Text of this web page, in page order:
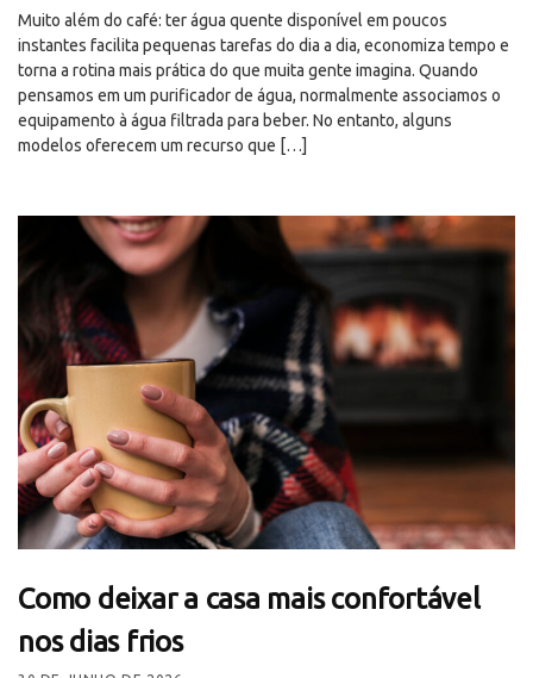
Muito além do café: ter água quente disponível em poucos
instantes facilita pequenas tarefas do dia a dia, economiza tempo e
torna a rotina mais prática do que muita gente imagina. Quando
pensamos em um purificador de água, normalmente associamos o
equipamento à água filtrada para beber. No entanto, alguns
modelos oferecem um recurso que […]
Como deixar a casa mais confortável
nos dias frios